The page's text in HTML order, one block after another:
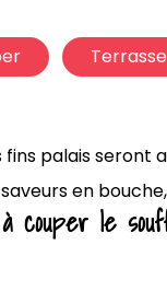
Terrasse
palais seront
en
couper le